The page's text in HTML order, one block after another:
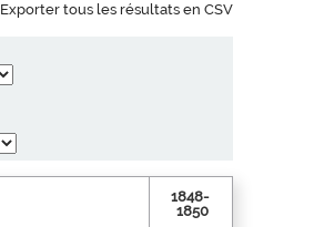
Exporter tous les résultats en CSV
1848-
1850